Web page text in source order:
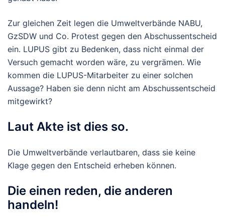
Zur gleichen Zeit legen die Umweltverbände NABU,
GzSDW und Co. Protest gegen den Abschussentscheid
ein. LUPUS gibt zu Bedenken, dass nicht einmal der
Versuch gemacht worden wäre, zu vergrämen. Wie
kommen die LUPUS-Mitarbeiter zu einer solchen
Aussage? Haben sie denn nicht am Abschussentscheid
mitgewirkt?
Laut Akte ist dies so.
Die Umweltverbände verlautbaren, dass sie keine
Klage gegen den Entscheid erheben können.
Die einen reden, die anderen
handeln!